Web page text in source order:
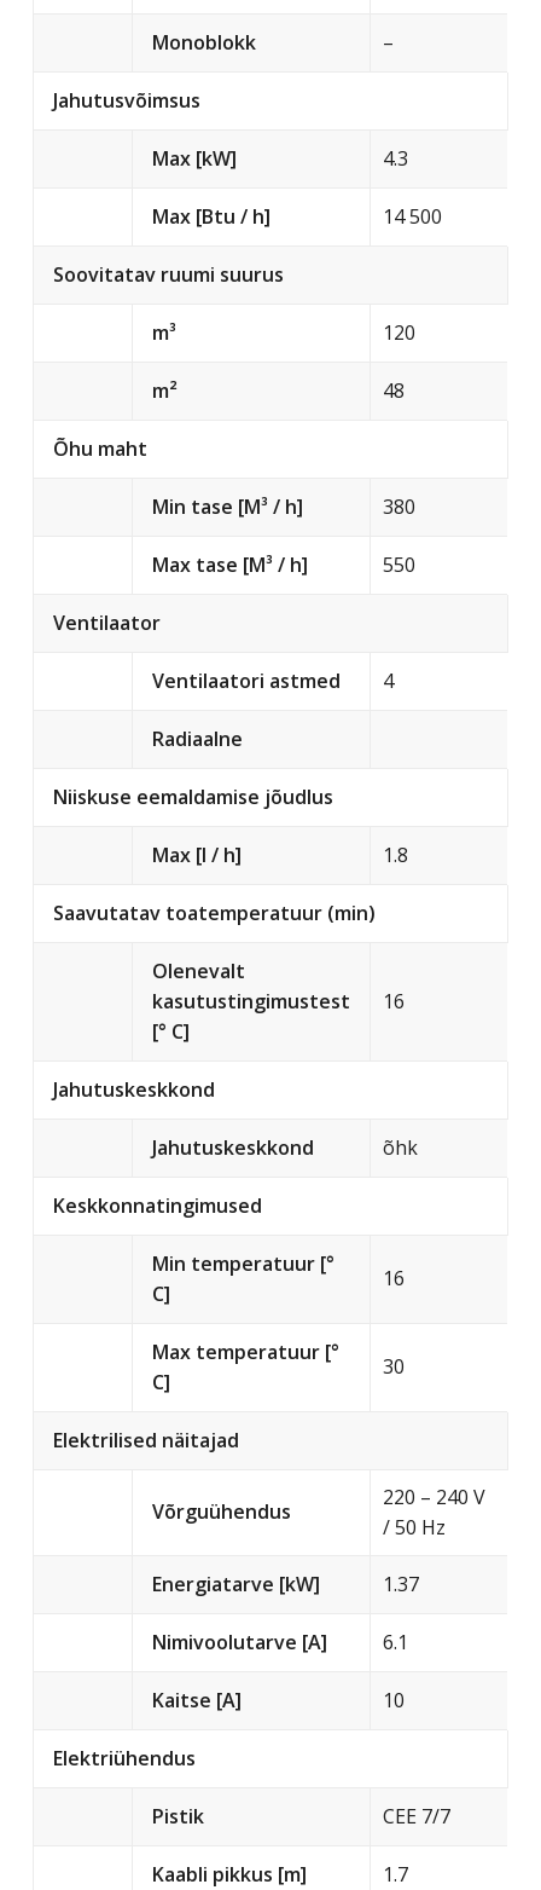
Monoblokk –
Jahutusvõimsus
Max [kW] 4.3
Max [Btu / h] 14 500
Soovitatav ruumi suurus
m³ 120
m² 48
Õhu maht
Min tase [M³ / h] 380
Max tase [M³ / h] 550
Ventilaator
Ventilaatori astmed 4
Radiaalne
Niiskuse eemaldamise jõudlus
Max [l / h] 1.8
Saavutatav toatemperatuur (min)
Olenevalt
kasutustingimustest
[° C]
16
Jahutuskeskkond
Jahutuskeskkond õhk
Keskkonnatingimused
Min temperatuur [°
C]
16
Max temperatuur [°
C]
30
Elektrilised näitajad
Võrguühendus
220 – 240 V
/ 50 Hz
Energiatarve [kW] 1.37
Nimivoolutarve [A] 6.1
Kaitse [A] 10
Elektriühendus
Pistik CEE 7/7
Kaabli pikkus [m] 1.7